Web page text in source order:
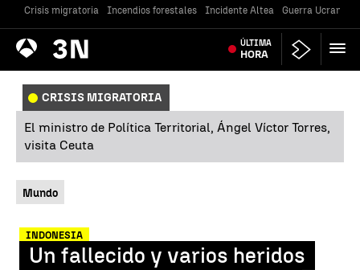
Crisis migratoria Incendios forestales Incidente Altea Guerra Ucrania
Antena
3 Noticias ÚLTIMA
HORA
CRISIS MIGRATORIA
El ministro de Política Territorial, Ángel Víctor Torres,
visita Ceuta
Mundo
INDONESIA
Un fallecido y varios heridos